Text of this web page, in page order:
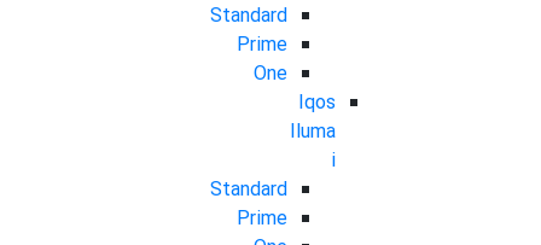
Standard
Prime
One
Iqos
Iluma
i
Standard
Prime